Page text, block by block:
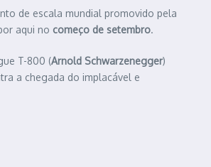
de escala mundial promovido pela
aqui no começo de setembro.
T-800 (Arnold Schwarzenegger)
a chegada do implacável e